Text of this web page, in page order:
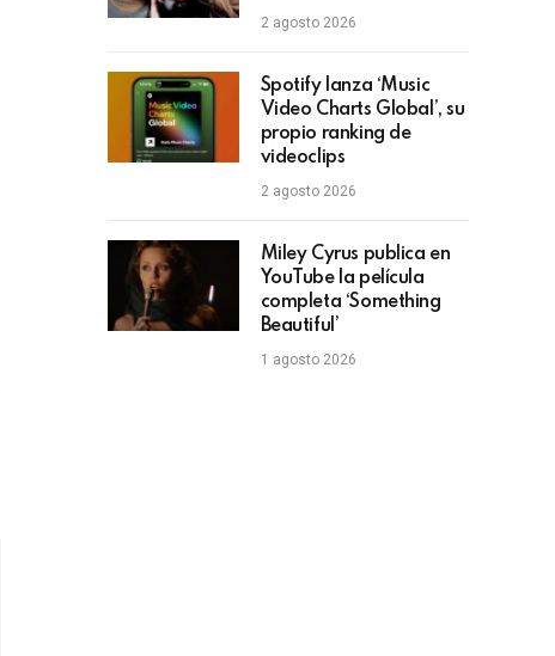
2 agosto 2026
Spotify lanza ‘Music
Video Charts Global’, su
propio ranking de
videoclips
2 agosto 2026
Miley Cyrus publica en
YouTube la película
completa ‘Something
Beautiful’
1 agosto 2026